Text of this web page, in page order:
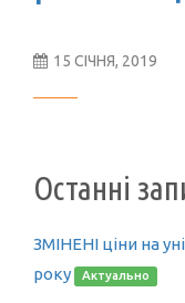
15 СІЧНЯ, 2019
Останні
ЗМІНЕНІ ціни на
року
Актуально